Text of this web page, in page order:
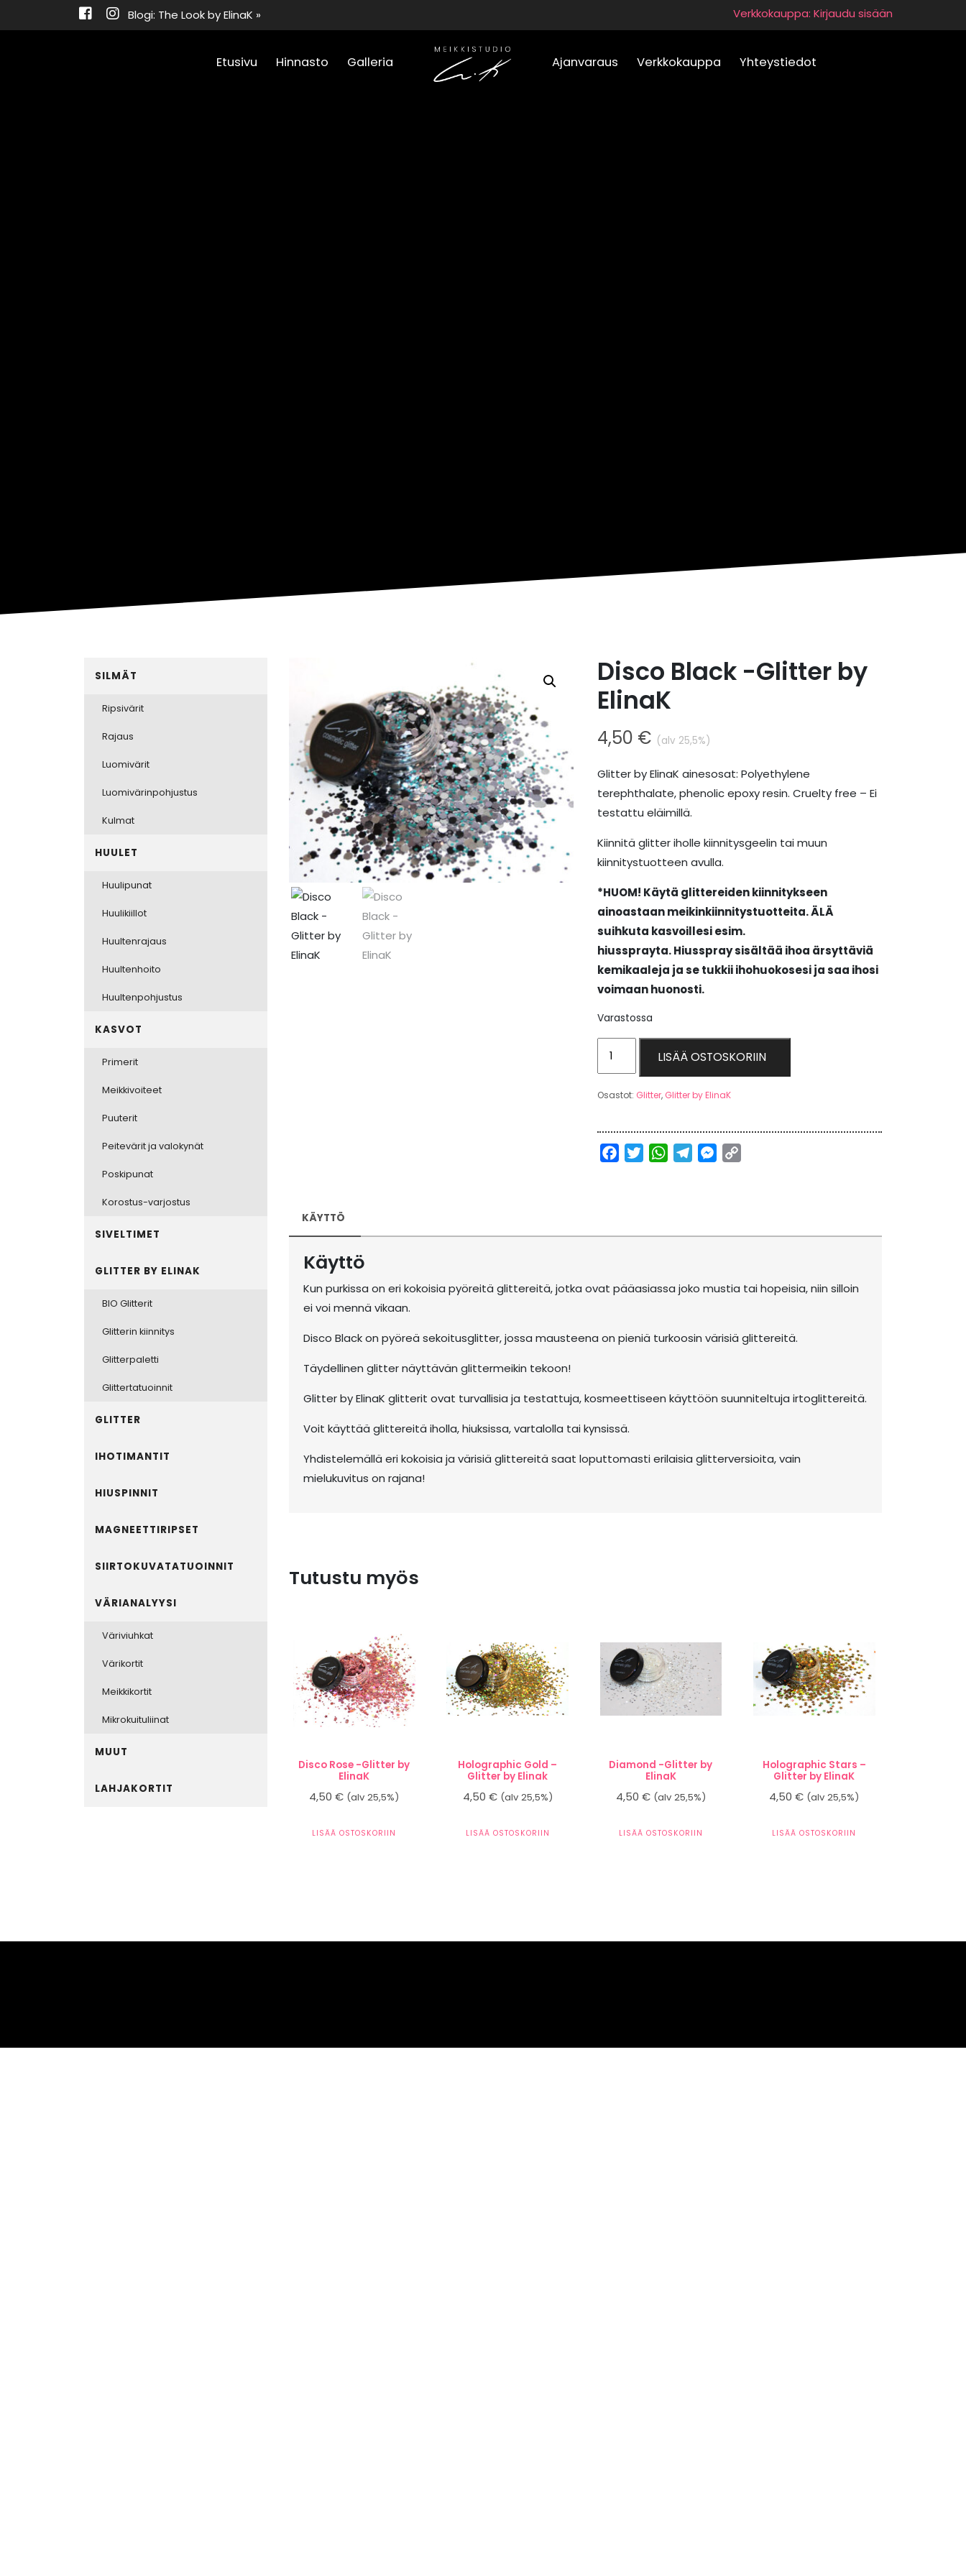
Blogi: The Look by ElinaK » Verkkokauppa: Kirjaudu sisään
Etusivu Hinnasto Galleria Ajanvaraus Verkkokauppa Yhteystiedot
Disco Black -Glitter by
ElinaK
4,50 € (alv 25,5%)
Glitter by ElinaK ainesosat: Polyethylene
terephthalate, phenolic epoxy resin. Cruelty free – Ei
testattu eläimillä.
Kiinnitä glitter iholle kiinnitysgeelin tai muun
kiinnitystuotteen avulla.
*HUOM! Käytä glittereiden kiinnitykseen
ainoastaan meikinkiinnitystuotteita. ÄLÄ
suihkuta kasvoillesi esim.
hiussprayta.Hiusspray sisältää ihoa ärsyttäviä
kemikaaleja ja se tukkii ihohuokosesi ja saa ihosi
voimaan huonosti.
Varastossa
ElinaK
määrä
LISÄÄ OSTOSKORIIN
Osastot: Glitter, Glitter by ElinaK
FacebookTwitterWhatsAppTelegramMessenger
KÄYTTÖ
Käyttö
Kun purkissa on eri kokoisia pyöreitä glittereitä, jotka ovat pääasiassa joko mustia tai hopeisia, niin silloin
ei voi mennä vikaan.
Disco Black on pyöreä sekoitusglitter, jossa mausteena on pieniä turkoosin värisiä glittereitä.
Täydellinen glitter näyttävän glittermeikin tekoon!
Glitter by ElinaK glitterit ovat turvallisia ja testattuja, kosmeettiseen käyttöön suunniteltuja irtoglittereitä.
Voit käyttää glittereitä iholla, hiuksissa, vartalolla tai kynsissä.
Yhdistelemällä eri kokoisia ja värisiä glittereitä saat loputtomasti erilaisia glitterversioita, vain
mielukuvitus on rajana!
Tutustu myös
Disco Rose -Glitter by
ElinaK
4,50€ (alv 25,5%)
LISÄÄ OSTOSKORIIN
Holographic Gold –
Glitter by Elinak
4,50 € (alv 25,5%)
LISÄÄ OSTOSKORIIN
Diamond -Glitter by
ElinaK
4,50 € (alv 25,5%)
LISÄÄ OSTOSKORIIN
Holographic Stars –
Glitter by ElinaK
4,50€ (alv 25,5%)
LISÄÄ OSTOSKORIIN
SILMÄT
Ripsivärit
Rajaus
Luomivärit
Luomivärinpohjustus
Kulmat
HUULET
Huulipunat
Huulikiillot
Huultenrajaus
Huultenhoito
Huultenpohjustus
KASVOT
Primerit
Meikkivoiteet
Puuterit
Peitevärit ja valokynät
Poskipunat
Korostus-varjostus
SIVELTIMET
GLITTER BY ELINAK
BIO Glitterit
Glitterin kiinnitys
Glitterpaletti
Glittertatuoinnit
GLITTER
IHOTIMANTIT
HIUSPINNIT
MAGNEETTIRIPSET
SIIRTOKUVATATUOINNIT
VÄRIANALYYSI
Väriviuhkat
Värikortit
Meikkikortit
Mikrokuituliinat
MUUT
LAHJAKORTIT